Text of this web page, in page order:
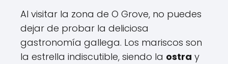
Al visitar la zona de O Grove, no puedes
dejar de probar la deliciosa
gastronomía gallega. Los mariscos son
la estrella indiscutible, siendo la ostra y